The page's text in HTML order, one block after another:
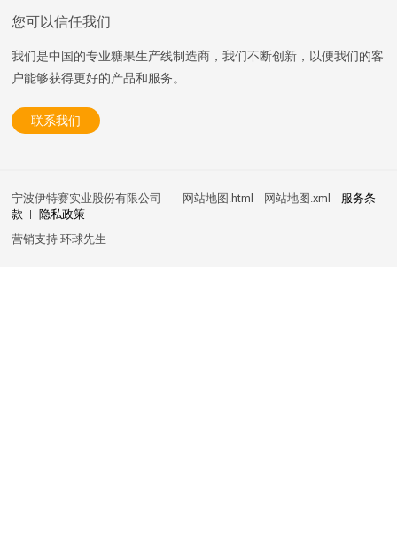
您可以信任我们
我们是中国的专业糖果生产线制造商，我们不断创新，以便我们的客
户能够获得更好的产品和服务。
联系我们
宁波伊特赛实业股份有限公司 网站地图.html 网站地图.xml
服务条
款
隐私政策
营销支持环球先生